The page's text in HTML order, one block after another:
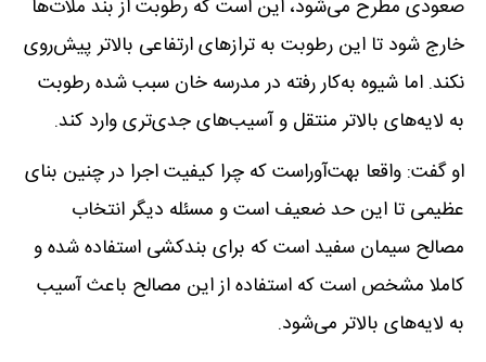
صعودی مطرح می‌شود، این است که رطوبت از بند ملات‌ها
خارج شود تا این رطوبت به ترازهای ارتفاعی بالاتر پیش‌روی
نکند. اما شیوه به‌کار رفته در مدرسه خان سبب شده رطوبت
به لایه‌های بالاتر منتقل و آسیب‌های جدی‌تری وارد کند.
او گفت: واقعا بهت‌آوراست که چرا کیفیت اجرا در چنین بنای
عظیمی تا این حد ضعیف است و مسئله دیگر انتخاب
مصالح سیمان سفید است که برای بندکشی استفاده شده و
کاملا مشخص است که استفاده از این مصالح باعث آسیب
به لایه‌های بالاتر می‌شود.